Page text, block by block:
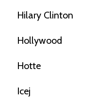
Hilary Clinton
Hollywood
Hotte
Icej